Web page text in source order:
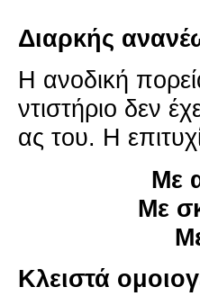
Διαρ­κής
Η ανο­δι­κή
ντι­στή­ριο δεν
ας του. Η
Με
Με
Κλει­στά